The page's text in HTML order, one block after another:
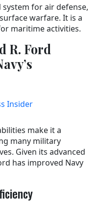
system for air defense,
warfare. It is a
maritime activities.
R. Ford
Insider
make it a
many military
Given its advanced
has improved Navy